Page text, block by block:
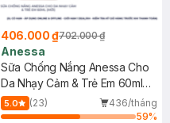
406.000 ₫702.000 ₫
Anessa
Sữa Chống Nắng Anessa Cho
Da Nhạy Cảm & Trẻ Em 60ml
(Mới)
5.0 (23)
436/tháng
59%